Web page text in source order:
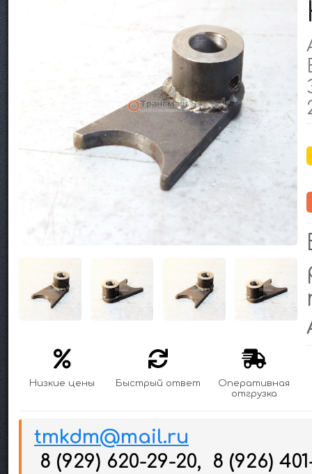
Низкие цены Быстрый ответ
Оперативная
отгрузка
tmkdm@mail.ru
8 (929) 620-29-20, 8 (926)